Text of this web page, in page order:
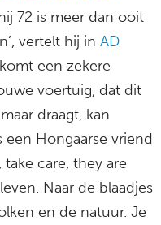
72 is meer dan ooit
vertelt hij in AD
een zekere
voertuig, dat dit
draagt, kan
een Hongaarse vriend
care, they are
Naar de blaadjes
en de natuur. Je